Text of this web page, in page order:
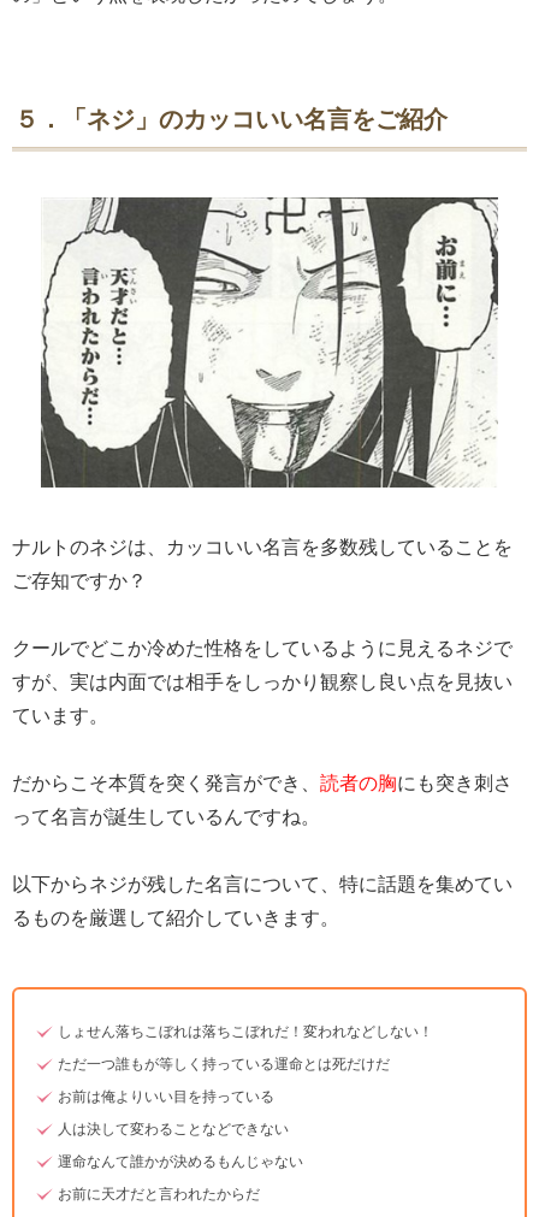
５．「ネジ」のカッコいい名言をご紹介
ナルトのネジは、カッコいい名言を多数残していることを
ご存知ですか？
クールでどこか冷めた性格をしているように見えるネジで
すが、実は内面では相手をしっかり観察し良い点を見抜い
ています。
だからこそ本質を突く発言ができ、 読者の胸にも突き刺さ
って名言が誕生しているんですね。
以下からネジが残した名言について、特に話題を集めてい
るものを厳選して紹介していきます。
しょせん落ちこぼれは落ちこぼれだ！変われなどしない！
ただ一つ誰もが等しく持っている運命とは死だけだ
お前は俺よりいい目を持っている
人は決して変わることなどできない
運命なんて誰かが決めるもんじゃない
お前に天才だと言われたからだ